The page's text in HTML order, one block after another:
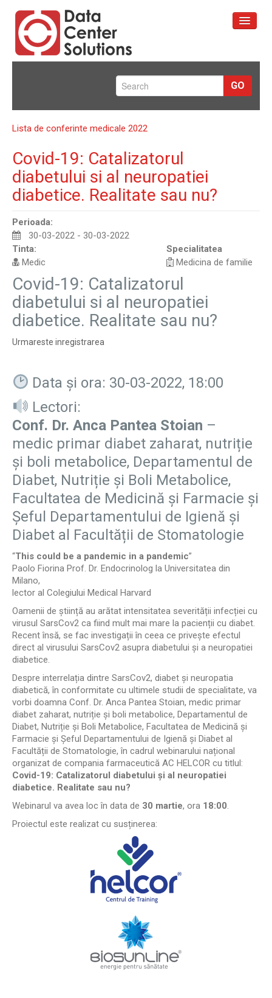
Contact
GO
Lista de conferinte medicale 2022
Covid-19: Catalizatorul
diabetului si al neuropatiei
diabetice. Realitate sau nu?
Perioada:
30-03-2022 - 30-03-2022
Tinta:
Medic
Specialitatea
Medicina de familie
Covid-19: Catalizatorul
diabetului si al neuropatiei
diabetice. Realitate sau nu?
Urmareste inregistrarea
Data și ora: 30-03-2022, 18:00
Lectori:
Conf. Dr. Anca Pantea Stoian –
medic primar diabet zaharat, nutriție
și boli metabolice, Departamentul de
Diabet, Nutriție și Boli Metabolice,
Facultatea de Medicină și Farmacie și
Șeful Departamentului de Igienă și
Diabet al Facultății de Stomatologie
“This could be a pandemic in a pandemic”
Paolo Fiorina Prof. Dr. Endocrinolog la Universitatea din
Milano,
lector al Colegiului Medical Harvard
Oamenii de știință au arătat intensitatea severității infecției cu
virusul SarsCov2 ca fiind mult mai mare la pacienții cu diabet.
Recent însă, se fac investigații în ceea ce privește efectul
direct al virusului SarsCov2 asupra diabetului și a neuropatiei
diabetice.
Despre interrelația dintre SarsCov2, diabet și neuropatia
diabetică, în conformitate cu ultimele studii de specialitate, va
vorbi doamna Conf. Dr. Anca Pantea Stoian, medic primar
diabet zaharat, nutriție și boli metabolice, Departamentul de
Diabet, Nutriție și Boli Metabolice, Facultatea de Medicină și
Farmacie și Șeful Departamentului de Igienă și Diabet al
Facultății de Stomatologie, în cadrul webinarului național
organizat de compania farmaceutică AC HELCOR cu titlul:
Covid-19: Catalizatorul diabetului și al neuropatiei
diabetice. Realitate sau nu?
Webinarul va avea loc în data de 30 martie, ora 18:00.
Proiectul este realizat cu susținerea: